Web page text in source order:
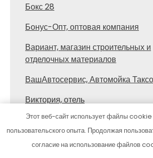
Бокс 28
Бонус-Опт, оптовая компания
Вариант, магазин строительных и
отделочных материалов
ВашАвтосервис, Автомойка
Виктория, отель
Водолей, сауна
Этот веб-сайт использует файлы
пользовательского опыта. Продолжая
согласие на использование файлов